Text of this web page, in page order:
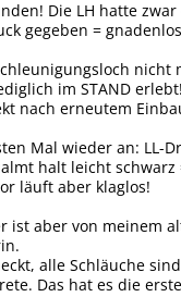
Die LH hatte
gegeben =
im STAND
nach erneutem
Mal wieder an:
halt leicht
läuft aber klaglos!
aber von meinem
alle Schläuche
Das hat es die